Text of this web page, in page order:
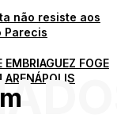
não resiste aos
Parecis
FOGE